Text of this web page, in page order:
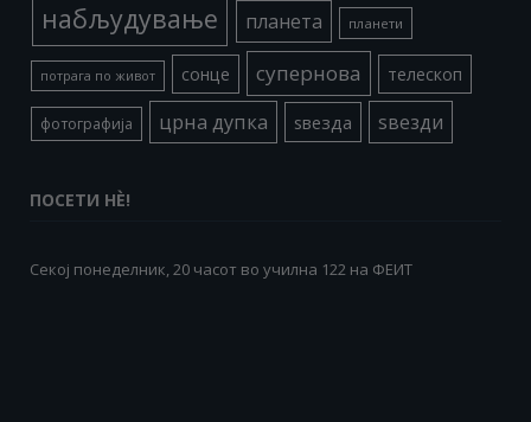
набљудување планета планети
потрага по живот сонце супернова телескоп
фотографија црна дупка ѕвезда ѕвезди
ПОСЕТИ НÈ!
Секој понеделник, 20 часот во училна 122 на ФЕИТ